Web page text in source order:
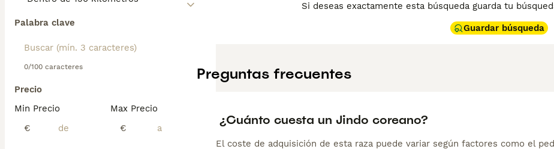
Palabra clave
0/100 caracteres
Precio
Min Precio
€
Max Precio
€
Si deseas exactamente esta búsqueda guarda tu
Guardar búsqueda
Preguntas frecuentes
¿Cuánto cuesta un Jindo coreano?
El coste de adquisición de esta raza puede variar según factores como el